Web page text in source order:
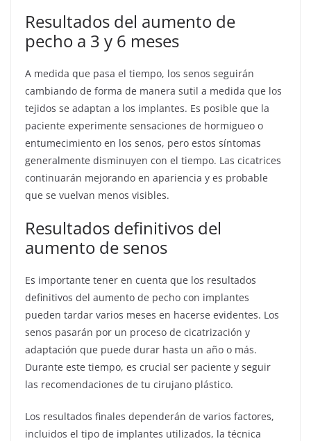
Resultados del aumento de
pecho a 3 y 6 meses
A medida que pasa el tiempo, los senos seguirán
cambiando de forma de manera sutil a medida que los
tejidos se adaptan a los implantes. Es posible que la
paciente experimente sensaciones de hormigueo o
entumecimiento en los senos, pero estos síntomas
generalmente disminuyen con el tiempo. Las cicatrices
continuarán mejorando en apariencia y es probable
que se vuelvan menos visibles.
Resultados definitivos del
aumento de senos
Es importante tener en cuenta que los resultados
definitivos del aumento de pecho con implantes
pueden tardar varios meses en hacerse evidentes. Los
senos pasarán por un proceso de cicatrización y
adaptación que puede durar hasta un año o más.
Durante este tiempo, es crucial ser paciente y seguir
las recomendaciones de tu cirujano plástico.
Los resultados finales dependerán de varios factores,
incluidos el tipo de implantes utilizados, la técnica